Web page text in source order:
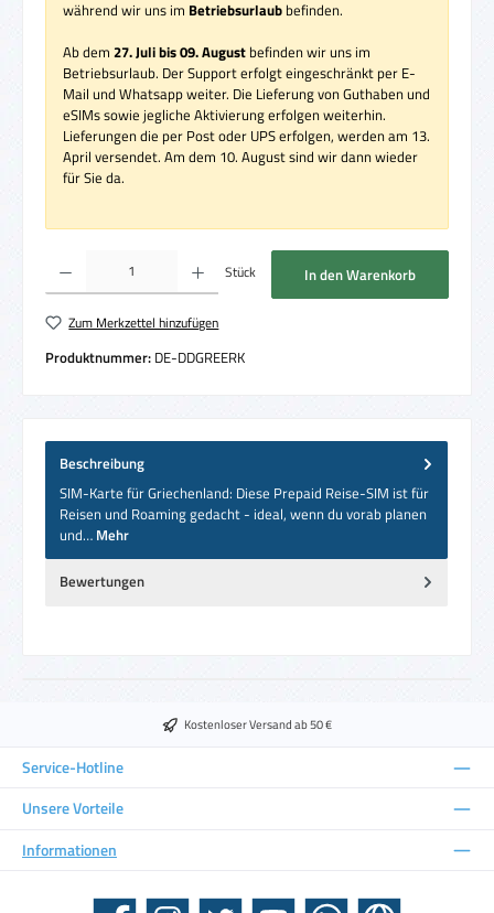
während wir uns im Betriebsurlaub befinden.
Ab dem 27. Juli bis 09. August befinden wir uns im
Betriebsurlaub. Der Support erfolgt eingeschränkt per E-
Mail und Whatsapp weiter. Die Lieferung von Guthaben und
eSIMs sowie jegliche Aktivierung erfolgen weiterhin.
Lieferungen die per Post oder UPS erfolgen, werden am 13.
April versendet. Am dem 10. August sind wir dann wieder
für Sie da.
Produkt Anzahl: Gib den gewünschten Wert ein oder benutze die Schaltflächen um
Stück In den Warenkorb
Zum Merkzettel hinzufügen
Produktnummer: DE-DDGREERK
Beschreibung
SIM-Karte für Griechenland: Diese Prepaid Reise-SIM ist für
Reisen und Roaming gedacht - ideal, wenn du vorab planen
und… Mehr
Bewertungen
Kostenloser Versand ab 50 €
Service-Hotline
Unsere Vorteile
Informationen